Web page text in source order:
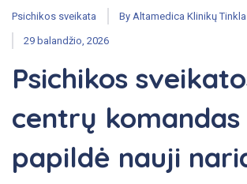
Psichikos sveikata By Altamedica Klinikų
29 balandžio, 2026
Psichikos
centrų komandas
papildė nauji